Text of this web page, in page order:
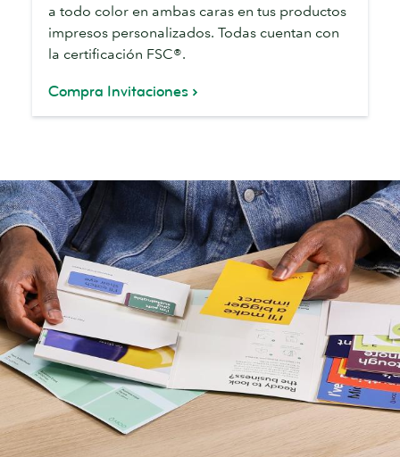
a todo color en ambas caras en tus productos
impresos personalizados. Todas cuentan con
la certificación FSC®.
Compra Invitaciones